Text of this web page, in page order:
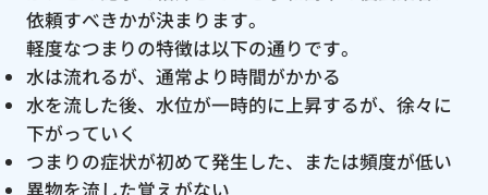
依頼すべきかが決まります。
軽度なつまりの特徴は以下の通りです。
水は流れるが、通常より時間がかかる
水を流した後、水位が一時的に上昇するが、徐々に
下がっていく
つまりの症状が初めて発生した、または頻度が低い
異物を流した覚えがない